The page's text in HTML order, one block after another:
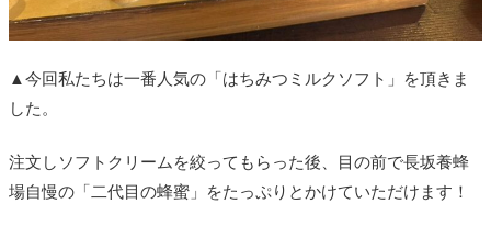
▲今回私たちは一番人気の「はちみつミルクソフト」を頂きま
した。
注文しソフトクリームを絞ってもらった後、目の前で長坂養蜂
場自慢の「二代目の蜂蜜」をたっぷりとかけていただけます！